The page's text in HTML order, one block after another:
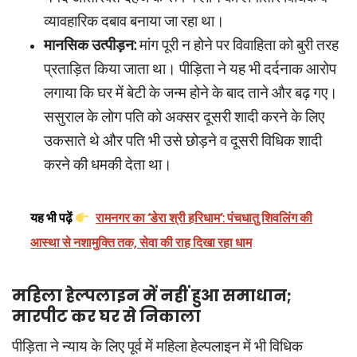
व्यावहारिक दबाव बनाया जा रहा था।
मानसिक उत्पीड़न:मांग पूरी न होने पर विवाहिता को बुरी तरह
प्रताड़ित किया जाता था। पीड़िता ने यह भी दर्दनाक आरोप
लगाया कि घर में बेटी के जन्म होने के बाद ताने और बढ़ गए।
ससुराल के लोग पति को अक्सर दूसरी शादी करने के लिए
उकसाते थे और पति भी उसे छोड़ने व दूसरी विधिक शादी
करने की धमकी देता था।
यह भी पढ़ें
रामनगर का ‘डेरा श्री हरिधाम’: पंचधातु शिवलिंग की
आस्था से नशामुक्ति तक, सेवा की राह दिखा रहा धाम
महिला हेल्पलाइन में नहीं हुआ समाधान;
मारपीट कर घर से निकाला
पीड़िता ने न्याय के लिए पूर्व में महिला हेल्पलाइन में भी विधिक